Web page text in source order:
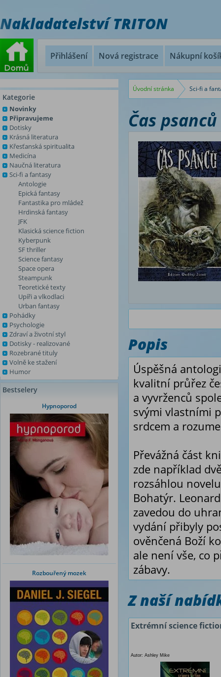
Nakladatelství TRITON
Přihlášení Nová registrace Nákupní
Kategorie
Novinky
Připravujeme
Dotisky
Krásná literatura
Křesťanská spiritualita
Medicína
Naučná literatura
Sci-fi a fantasy
Antologie
Epická fantasy
Fantastika pro mládež
Hrdinská fantasy
JFK
Klasická science fiction
Kyberpunk
SF thriller
Science fantasy
Space opera
Steampunk
Teoretické texty
Upíři a vlkodlaci
Urban fantasy
Pohádky
Psychologie
Zdraví a životní styl
Dotisky - realizované
Rozebrané tituly
Volně ke stažení
Humor
Bestselery
Hypnoporod
Rozbouřený mozek
Úvodní stránka Sci-fi a
Čas
Popis
Úspěšná
kvalitní průřez
a vyvrženců
svými vlastními
srdcem a
Převážná část
zde například
rozsáhlou
Bohatýr.
zavedou do
vydání přibyly
ověnčená Boží
ale není vše, co
zábavy.
Z naší
Extrémní science
Autor: Ashley Mike